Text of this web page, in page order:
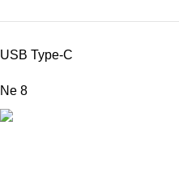
USB Type-C
Ne 8